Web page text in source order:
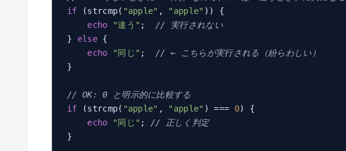
if (strcmp( "apple" , "apple" )) {
echo
"違う" ; // 実行されない
} else {
echo
"同じ" ; // ← こちらが実行される（紛らわしい）
}
// OK: 0 と明示的に比較する
if (strcmp( "apple" , "apple" ) === 0) {
echo
"同じ" ; // 正しく判定